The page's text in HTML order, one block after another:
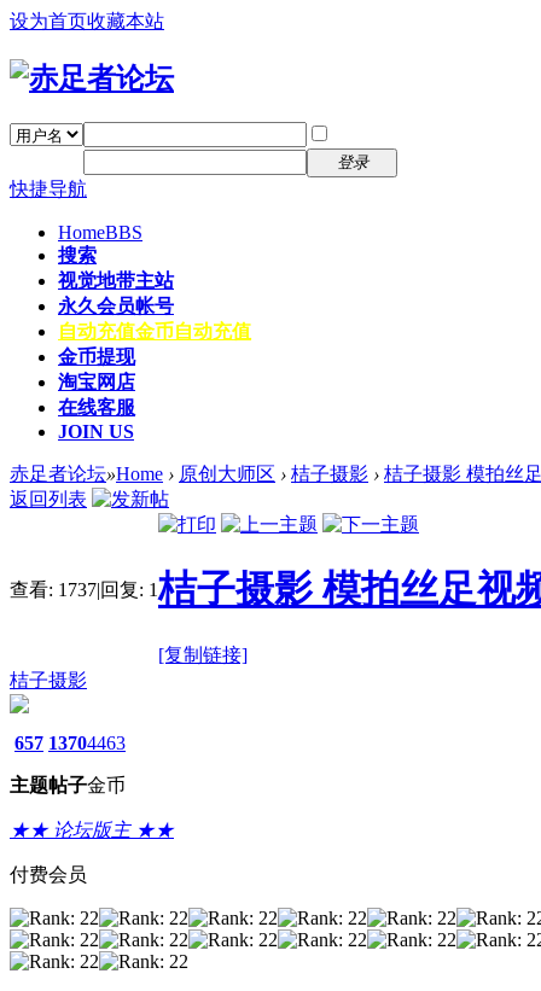
设为首页收藏本站
登录
快捷导航
HomeBBS
搜索
视觉地带主站
永久会员帐号
自动充值金币自动充值
金币提现
淘宝网店
在线客服
JOIN US
赤足者论坛»Home › 原创大师区 › 桔子摄影 › 桔子摄影 模拍丝
返回列表
查看: 1737|回复: 1桔子摄影 模拍丝足视
[复制链接]
桔子摄影
657
主题
1370
帖子
4463
金币
★★ 论坛版主 ★★
付费会员